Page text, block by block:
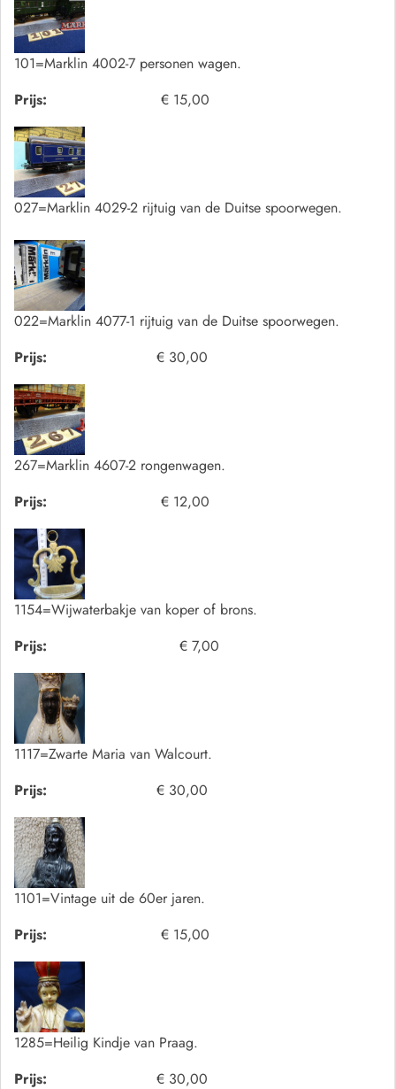
101=Marklin 4002-7 personen wagen.
Prijs:
€ 15,00
027=Marklin 4029-2 rijtuig van de Duitse spoorwegen.
022=Marklin 4077-1 rijtuig van de Duitse spoorwegen.
Prijs:
€ 30,00
267=Marklin 4607-2 rongenwagen.
Prijs:
€ 12,00
1154=Wijwaterbakje van koper of brons.
Prijs:
€ 7,00
1117=Zwarte Maria van Walcourt.
Prijs:
€ 30,00
1101=Vintage uit de 60er jaren.
Prijs:
€ 15,00
1285=Heilig Kindje van Praag.
Prijs:
€ 30,00